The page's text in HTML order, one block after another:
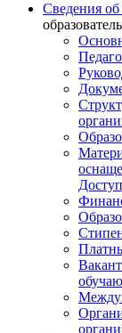
Сведения об